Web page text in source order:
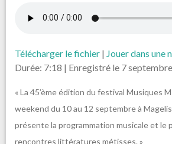
Télécharger le fichier | Jouer dans une
Durée: 7:18 | Enregistré le 7
« La 45’ème édition du festival Musiques
weekend du 10 au 12 septembre à
présente la programmation musicale et le
rencontres littératures métisses. »